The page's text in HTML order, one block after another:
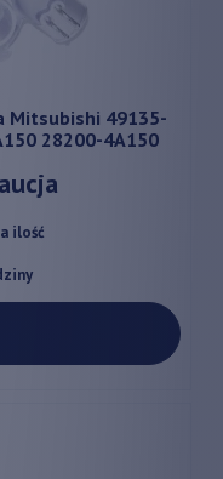
Mitsubishi 49135-
28200-4A150
ilość